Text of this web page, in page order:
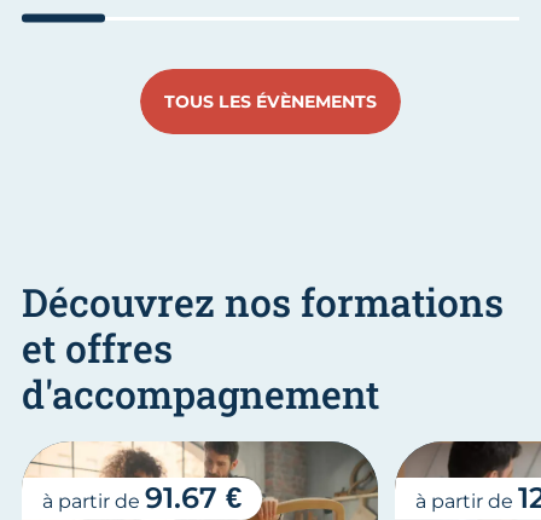
TOUS LES ÉVÈNEMENTS
Découvrez nos formations
et offres
d'accompagnement
à partir de 91.67 € à partir de